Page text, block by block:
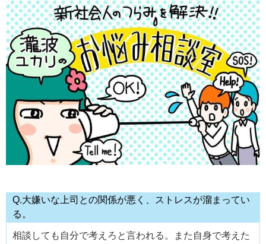
Q.大嫌いな上司との関係が悪く、ストレスが溜まってい
る。
相談しても自分で考えろと言われる。また自身で考えた